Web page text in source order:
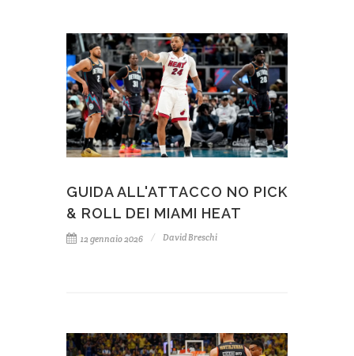
GUIDA ALL'ATTACCO NO PICK
& ROLL DEI MIAMI HEAT
12 gennaio 2026 David Breschi